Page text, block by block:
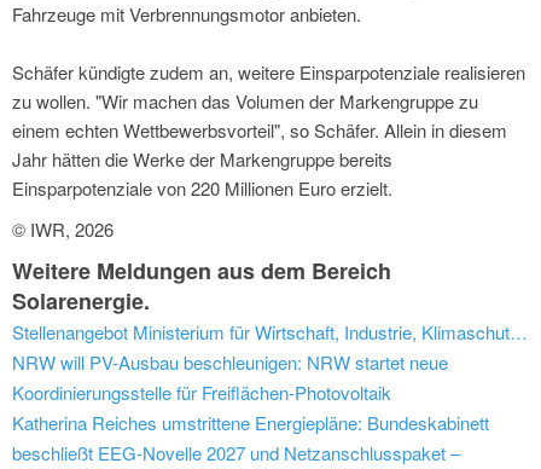
Fahrzeuge mit Verbrennungsmotor anbieten.
Schäfer kündigte zudem an, weitere Einsparpotenziale realisieren
zu wollen. "Wir machen das Volumen der Markengruppe zu
einem echten Wettbewerbsvorteil", so Schäfer. Allein in diesem
Jahr hätten die Werke der Markengruppe bereits
Einsparpotenziale von 220 Millionen Euro erzielt.
© IWR, 2026
Weitere Meldungen aus dem Bereich
Solarenergie.
Stellenangebot Ministerium für Wirtschaft, Industrie, Klimaschutz und Energie des Landes Nordrhein-Westfalen (Düsseldorf): Referent/in (m/w/d) im Referat 714 „Klimagerechte Quartiere und Gebäude, Erneuerbare Wärme, Klimaneutrale Landesverwaltung
NRW will PV-Ausbau beschleunigen: NRW startet neue
Koordinierungsstelle für Freiflächen-Photovoltaik
Katherina Reiches umstrittene Energiepläne: Bundeskabinett
beschließt EEG-Novelle 2027 und Netzanschlusspaket –